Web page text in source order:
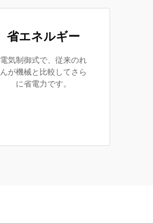
省エネルギー
電気制御式で、従来のれ
んが機械と比較してさら
に省電力です。